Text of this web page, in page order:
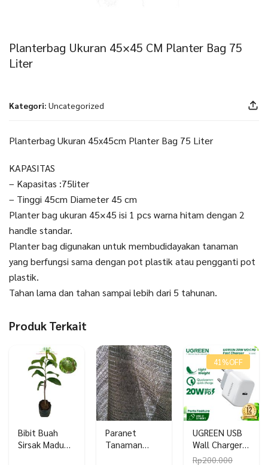
Planterbag Ukuran 45×45 CM Planter Bag 75
Liter
Kategori: Uncategorized
Planterbag Ukuran 45x45cm Planter Bag 75 Liter
KAPASITAS
– Kapasitas :75liter
– Tinggi 45cm Diameter 45 cm
Planter bag ukuran 45×45 isi 1 pcs warna hitam dengan 2
handle standar.
Planter bag digunakan untuk membudidayakan tanaman
yang berfungsi sama dengan pot plastik atau pengganti pot
plastik.
Tahan lama dan tahan sampai lebih dari 5 tahunan.
Produk Terkait
Bibit Buah
Sirsak Madu
Paranet
Tanaman
41%OFF
UGREEN USB
Wall Charger
USB-C 20W
Rp200.000